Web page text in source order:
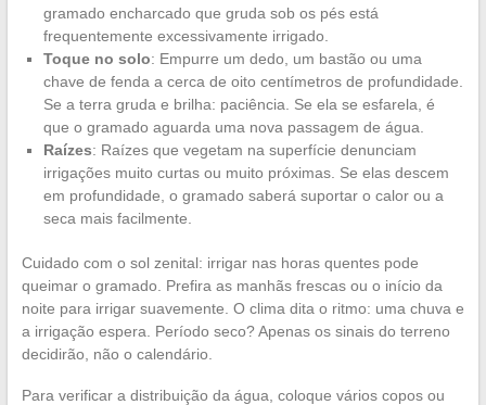
gramado encharcado que gruda sob os pés está
frequentemente excessivamente irrigado.
Toque no solo: Empurre um dedo, um bastão ou uma
chave de fenda a cerca de oito centímetros de profundidade.
Se a terra gruda e brilha: paciência. Se ela se esfarela, é
que o gramado aguarda uma nova passagem de água.
Raízes: Raízes que vegetam na superfície denunciam
irrigações muito curtas ou muito próximas. Se elas descem
em profundidade, o gramado saberá suportar o calor ou a
seca mais facilmente.
Cuidado com o sol zenital: irrigar nas horas quentes pode
queimar o gramado. Prefira as manhãs frescas ou o início da
noite para irrigar suavemente. O clima dita o ritmo: uma chuva e
a irrigação espera. Período seco? Apenas os sinais do terreno
decidirão, não o calendário.
Para verificar a distribuição da água, coloque vários copos ou